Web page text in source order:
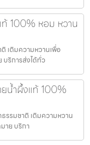
100% หอม หวาน
เติมความหวานเพื่อ
บริการส่งได้ทั่ว
น้ำผึ้งแท้ 100%
รรมชาติ เติมความหวาน
าย บริกา